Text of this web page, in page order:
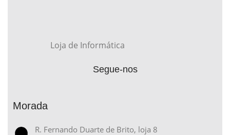
Loja de Informática
Segue-nos
Morada
R. Fernando Duarte de Brito, loja 8